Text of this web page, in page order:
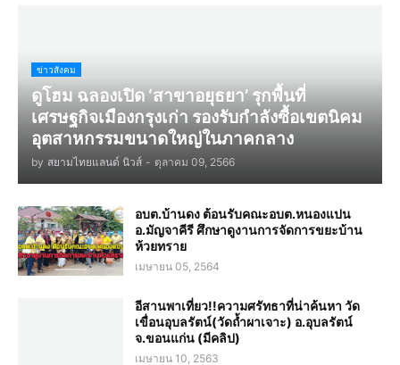
ข่าวสังคม
ดูโฮม ฉลองเปิด ‘สาขาอยุธยา’ รุกพื้นที่
เศรษฐกิจเมืองกรุงเก่า รองรับกำลังซื้อเขตนิคม
อุตสาหกรรมขนาดใหญ่ในภาคกลาง
by สยามไทยแลนด์ นิวส์ - ตุลาคม 09, 2566
อบต.บ้านดง ต้อนรับคณะอบต.หนองแปน
อ.มัญจาคีรี ศึกษาดูงานการจัดการขยะบ้าน
ห้วยทราย
เมษายน 05, 2564
อีสานพาเที่ยว!!ความศรัทธาที่น่าค้นหา วัด
เขื่อนอุบลรัตน์(วัดถ้ำผาเจาะ) อ.อุบลรัตน์
จ.ขอนแก่น (มีคลิป)
เมษายน 10, 2563